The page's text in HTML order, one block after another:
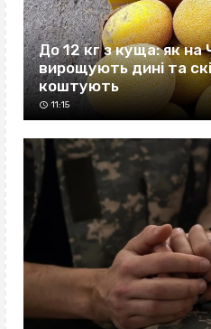
До 12 кг з куща: як на
вирощують дині та
коштують
11:15